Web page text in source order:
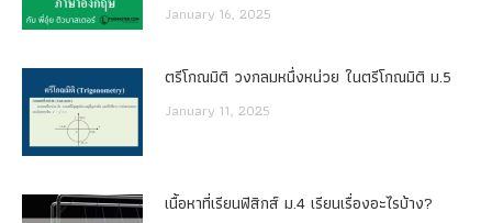
January 16, 2025
ตรีโกณมิติ วงกลมหนึ่งหน่วย ในตรีโกณมิติ ม.5
January 11, 2025
เนื้อหาที่เรียนฟิสิกส์ ม.4 เรียนเรื่องอะไรบ้าง?